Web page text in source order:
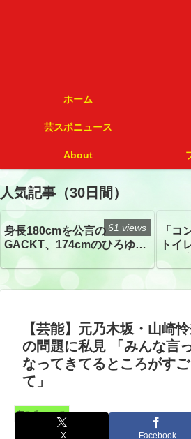
ホーム
芸スポニュース
About
人気記事（30日間）
身長180cmを公言の
GACKT、174cmのひろゆき
トざわつき イベントでの写
真が話題
61 views
「コ
トイ
【芸能】元乃木坂・山崎
の問題に私見 「みんな言
なってきてるところがす
て」
芸スポニュース
X Facebook